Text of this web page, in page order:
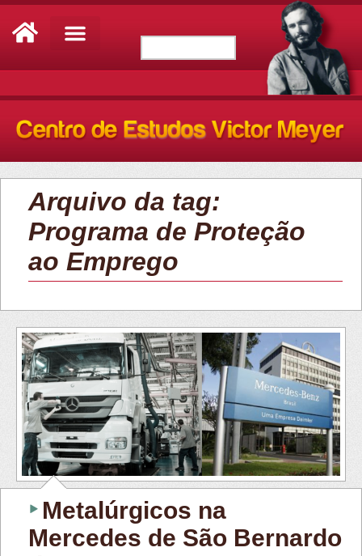
Arquivo da tag:
Programa de Proteção
ao Emprego
Metalúrgicos na
Mercedes de São Bernardo